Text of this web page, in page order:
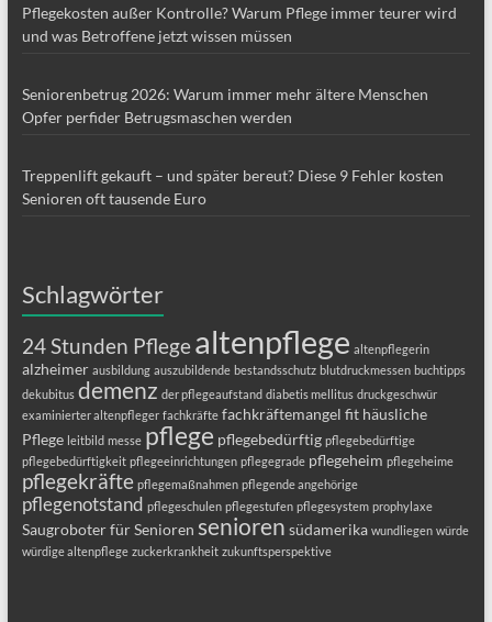
Pflegekosten außer Kontrolle? Warum Pflege immer teurer wird
und was Betroffene jetzt wissen müssen
Seniorenbetrug 2026: Warum immer mehr ältere Menschen
Opfer perfider Betrugsmaschen werden
Treppenlift gekauft – und später bereut? Diese 9 Fehler kosten
Senioren oft tausende Euro
Schlagwörter
24 Stunden Pflegealtenpflege altenpflegerin
alzheimer ausbildung auszubildende bestandsschutz blutdruckmessen buchtipps
dekubitus demenz der pflegeaufstand diabetis mellitus druckgeschwür
examinierter altenpfleger fachkräfte fachkräftemangel fit häusliche
Pflege leitbild messe pflege pflegebedürftig pflegebedürftige
pflegebedürftigkeit pflegeeinrichtungen pflegegrade pflegeheim pflegeheime
pflegekräfte pflegemaßnahmen pflegende angehörige
pflegenotstand pflegeschulen pflegestufen pflegesystem prophylaxe
Saugroboter für Senioren senioren südamerika wundliegen würde
würdige altenpflege zuckerkrankheit zukunftsperspektive